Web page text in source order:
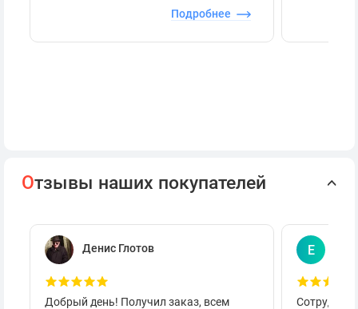
Подробнее
Отзывы наших покупателей
Денис Глотов
Добрый день! Получил заказ, всем
Е